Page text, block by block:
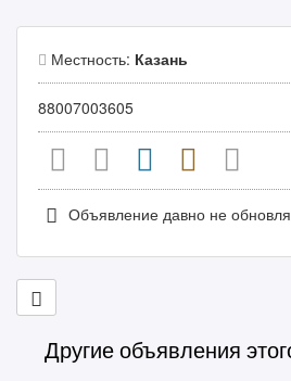
Местность: Казань
88007003605
Объявление давно не
Другие объявления